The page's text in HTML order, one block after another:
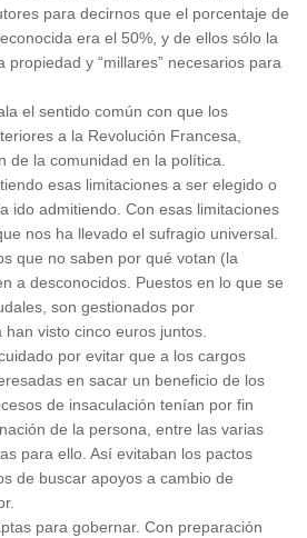
para decirnos que el porcentaje de
era el 50%, y de ellos sólo la
y “millares” necesarios para
el sentido común con que los
a la Revolución Francesa,
de la comunidad en la política.
esas limitaciones a ser elegido o
ido admitiendo. Con esas limitaciones
nos ha llevado el sufragio universal.
que no saben por qué votan (la
a desconocidos. Puestos en lo que se
son gestionados por
visto cinco euros juntos.
por evitar que a los cargos
en sacar un beneficio de los
de insaculación tenían por fin
de la persona, entre las varias
para ello. Así evitaban los pactos
de buscar apoyos a cambio de
para gobernar. Con preparación